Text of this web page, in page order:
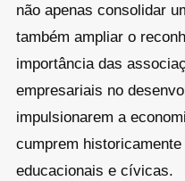
não apenas consolidar
também ampliar o
importância das
empresariais no
impulsionarem a
cumprem
educacionais e cívicas.